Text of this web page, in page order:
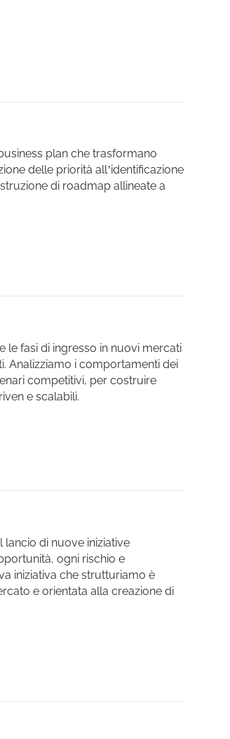
plan che trasformano
delle priorità all’identificazione
di roadmap allineate a
le fasi di ingresso in nuovi mercati
Analizziamo i comportamenti dei
competitivi, per costruire
e scalabili.
di nuove iniziative
ogni rischio e
iniziativa che strutturiamo è
e orientata alla creazione di